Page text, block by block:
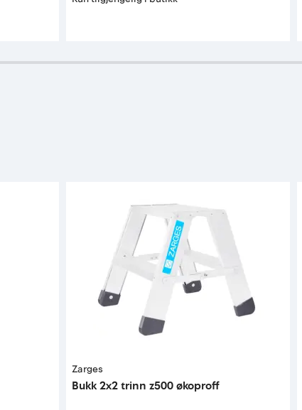
Zarges
Bukk 2x2 trinn z500 økoproff